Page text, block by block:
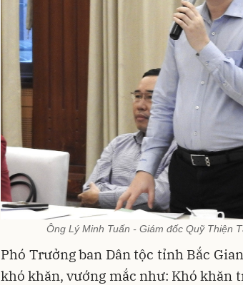
Ông Lý Minh Tuấn - Giám đốc Quỹ Thiện
Phó Trưởng ban Dân tộc tỉnh Bắc
khó khăn, vướng mắc như: Khó khăn